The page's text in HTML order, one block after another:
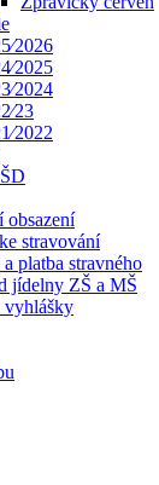
obsazení
stravování
platba stravného
jídelny ZŠ a MŠ
vyhlášky